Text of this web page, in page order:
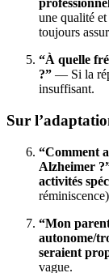
une qualité
toujours
“À quelle
?” — Si la
insuffisant.
Sur
“Comment
Alzheimer
activités
“Mon
autonome/
seraient
vague.